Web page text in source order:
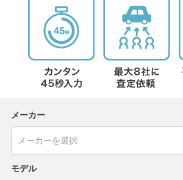
メーカー
モデル